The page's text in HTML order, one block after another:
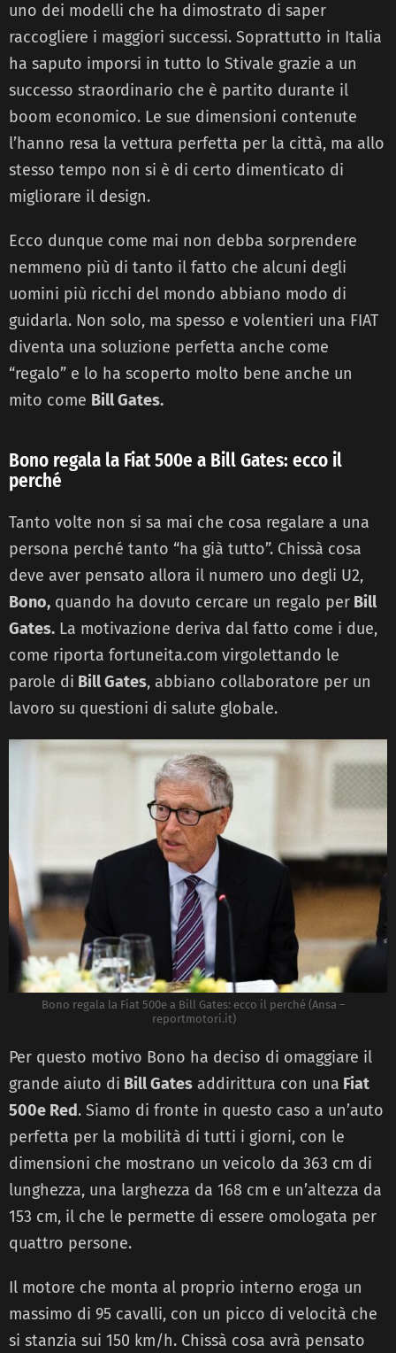
uno dei modelli che ha dimostrato di saper
raccogliere i maggiori successi. Soprattutto in Italia
ha saputo imporsi in tutto lo Stivale grazie a un
successo straordinario che è partito durante il
boom economico. Le sue dimensioni contenute
l’hanno resa la vettura perfetta per la città, ma allo
stesso tempo non si è di certo dimenticato di
migliorare il design.
Ecco dunque come mai non debba sorprendere
nemmeno più di tanto il fatto che alcuni degli
uomini più ricchi del mondo abbiano modo di
guidarla. Non solo, ma spesso e volentieri una FIAT
diventa una soluzione perfetta anche come
“regalo” e lo ha scoperto molto bene anche un
mito come Bill Gates.
Bono regala la Fiat 500e a Bill Gates: ecco il
perché
Tanto volte non si sa mai che cosa regalare a una
persona perché tanto “ha già tutto”. Chissà cosa
deve aver pensato allora il numero uno degli U2,
Bono, quando ha dovuto cercare un regalo per Bill
Gates. La motivazione deriva dal fatto come i due,
come riporta fortuneita.com virgolettando le
parole di Bill Gates, abbiano collaboratore per un
lavoro su questioni di salute globale.
Bono regala la Fiat 500e a Bill Gates: ecco il perché (Ansa –
reportmotori.it)
Per questo motivo Bono ha deciso di omaggiare il
grande aiuto di Bill Gates addirittura con una Fiat
500e Red. Siamo di fronte in questo caso a un’auto
perfetta per la mobilità di tutti i giorni, con le
dimensioni che mostrano un veicolo da 363 cm di
lunghezza, una larghezza da 168 cm e un’altezza da
153 cm, il che le permette di essere omologata per
quattro persone.
Il motore che monta al proprio interno eroga un
massimo di 95 cavalli, con un picco di velocità che
si stanzia sui 150 km/h. Chissà cosa avrà pensato